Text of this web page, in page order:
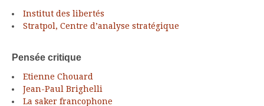
Institut des libertés
Stratpol, Centre d’analyse stratégique
Pensée critique
Etienne Chouard
Jean-Paul Brighelli
La saker francophone